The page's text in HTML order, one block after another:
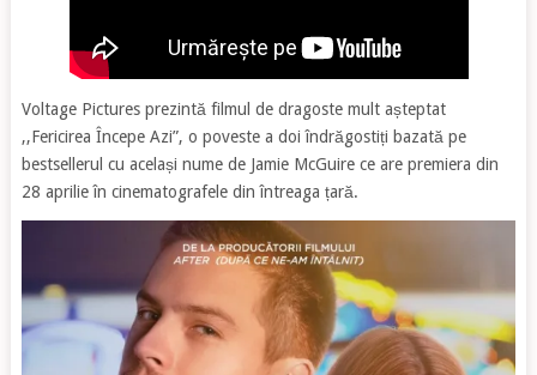
Voltage Pictures prezintă filmul de dragoste mult așteptat
,,Fericirea Începe Azi”, o poveste a doi îndrăgostiți bazată pe
bestsellerul cu același nume de Jamie McGuire ce are premiera din
28 aprilie în cinematografele din întreaga țară.